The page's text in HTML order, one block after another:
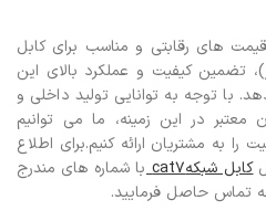
های رقابتی و مناسب برای کابل
تضمین کیفیت و عملکرد بالای این
با توجه به توانایی تولید داخلی و
معتبر در این زمینه، ما می توانیم
به مشتریان ارائه کنیم.برای اطلاع
کابل شبکهcat7
با شماره های مندرج
تماس حاصل فرمایید.